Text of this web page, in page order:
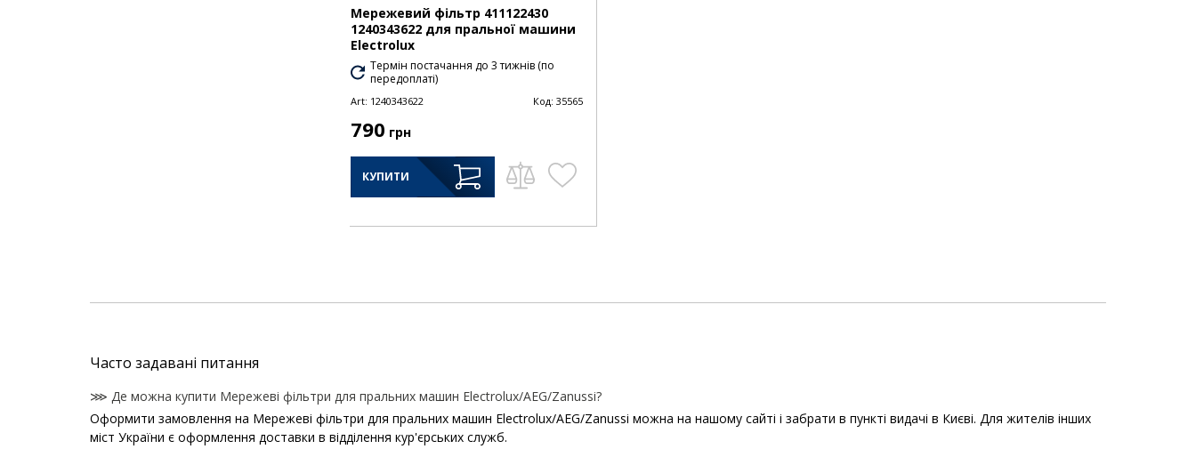
Мережевий фільтр 411122430
1240343622 для пральної машини
Electrolux
Термін постачання до 3 тижнів (по
передоплаті)
Art: 1240343622 Код: 35565
790 грн
КУПИТИ
Часто задавані питання
⋙ Де можна купити Мережеві фільтри для пральних машин Electrolux/AEG/Zanussi?
Оформити замовлення на Мережеві фільтри для пральних машин Electrolux/AEG/Zanussi можна на нашому сайті і забрати в пункті видачі в Києві. Для жителів інших
міст України є оформлення доставки в відділення кур'єрських служб.